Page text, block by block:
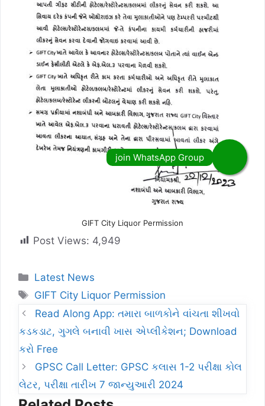
GIFT City Liquor Permission
Post Views: 4,949
Categories
Latest News
Tags
GIFT City Liquor Permission
Read Along App: તમારા બાળકોને વાંચતા શીખવો
કડકડાટ, ગુગલે બનાવી ખાસ એપ્લીકેશન; Download
કરો Free
GPSC Call Letter: GPSC કલાસ 1-2 પરીક્ષા કોલ
લેટર, પરીક્ષા તારીખ 7 જાન્યુઆરી 2024